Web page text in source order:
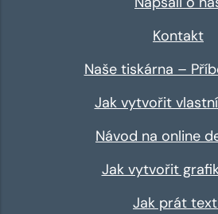
Kontakt
Naše tiskárna –
Jak vytvořit
Návod na online
Jak vytvořit
Jak prát